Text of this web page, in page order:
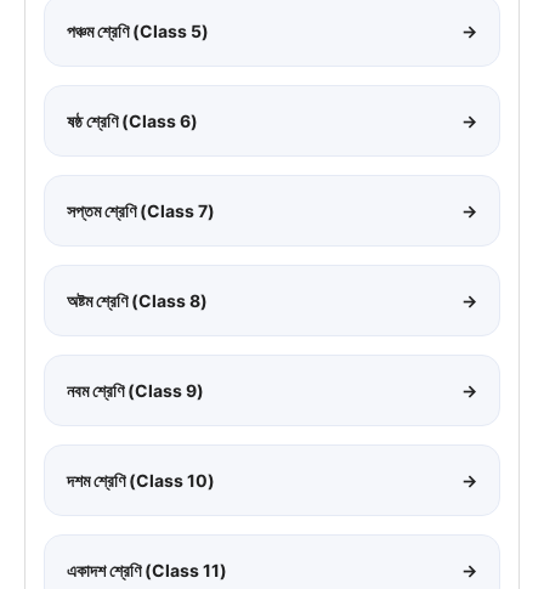
পঞ্চম শ্রেণি (Class 5) →
ষষ্ঠ শ্রেণি (Class 6) →
সপ্তম শ্রেণি (Class 7) →
অষ্টম শ্রেণি (Class 8) →
নবম শ্রেণি (Class 9) →
দশম শ্রেণি (Class 10) →
একাদশ শ্রেণি (Class 11) →